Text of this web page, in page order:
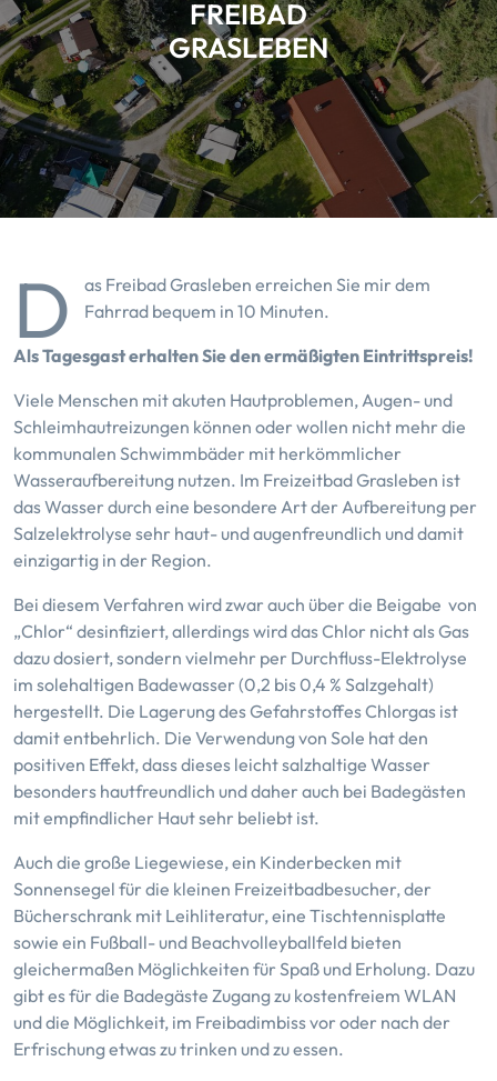
FREIBAD
GRASLEBEN
D
as Freibad Grasleben erreichen Sie mir dem
Fahrrad bequem in 10 Minuten.
Als Tagesgast erhalten Sie den ermäßigten Eintrittspreis!
Viele Menschen mit akuten Hautproblemen, Augen- und
Schleimhautreizungen können oder wollen nicht mehr die
kommunalen Schwimmbäder mit herkömmlicher
Wasseraufbereitung nutzen. Im Freizeitbad Grasleben ist
das Wasser durch eine besondere Art der Aufbereitung per
Salzelektrolyse sehr haut- und augenfreundlich und damit
einzigartig in der Region.
Bei diesem Verfahren wird zwar auch über die Beigabe von
„Chlor“ desinfiziert, allerdings wird das Chlor nicht als Gas
dazu dosiert, sondern vielmehr per Durchfluss-Elektrolyse
im solehaltigen Badewasser (0,2 bis 0,4 % Salzgehalt)
hergestellt. Die Lagerung des Gefahrstoffes Chlorgas ist
damit entbehrlich. Die Verwendung von Sole hat den
positiven Effekt, dass dieses leicht salzhaltige Wasser
besonders hautfreundlich und daher auch bei Badegästen
mit empfindlicher Haut sehr beliebt ist.
Auch die große Liegewiese, ein Kinderbecken mit
Sonnensegel für die kleinen Freizeitbadbesucher, der
Bücherschrank mit Leihliteratur, eine Tischtennisplatte
sowie ein Fußball- und Beachvolleyballfeld bieten
gleichermaßen Möglichkeiten für Spaß und Erholung. Dazu
gibt es für die Badegäste Zugang zu kostenfreiem WLAN
und die Möglichkeit, im Freibadimbiss vor oder nach der
Erfrischung etwas zu trinken und zu essen.